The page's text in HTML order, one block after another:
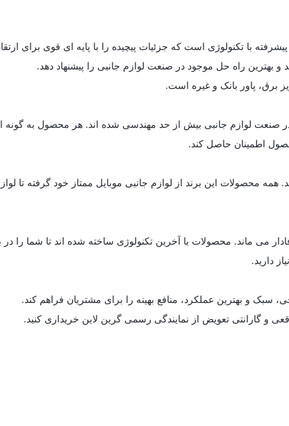
بهترین راه حل موجود در صنعت لوازم جانبی را پیشنهاد دهد.
برق، پاور بانک و غیره است.
در صنعت لوازم جانبی بیش از حد مهندسی شده اند. هر محصول به
اطمینان حاصل کند.
این برند از لوازم جانبی موبایل ممتاز خود گرفته تا
می ماند. محصولات با آخرین تکنولوژی ساخته شده اند تا شما را
دارید.
و بهترین عملکرد، منافع بهینه را برای مشتریان فراهم کند.
و گارانتی تعویض از نمایندگی رسمی گرین لاین خریداری کنید.